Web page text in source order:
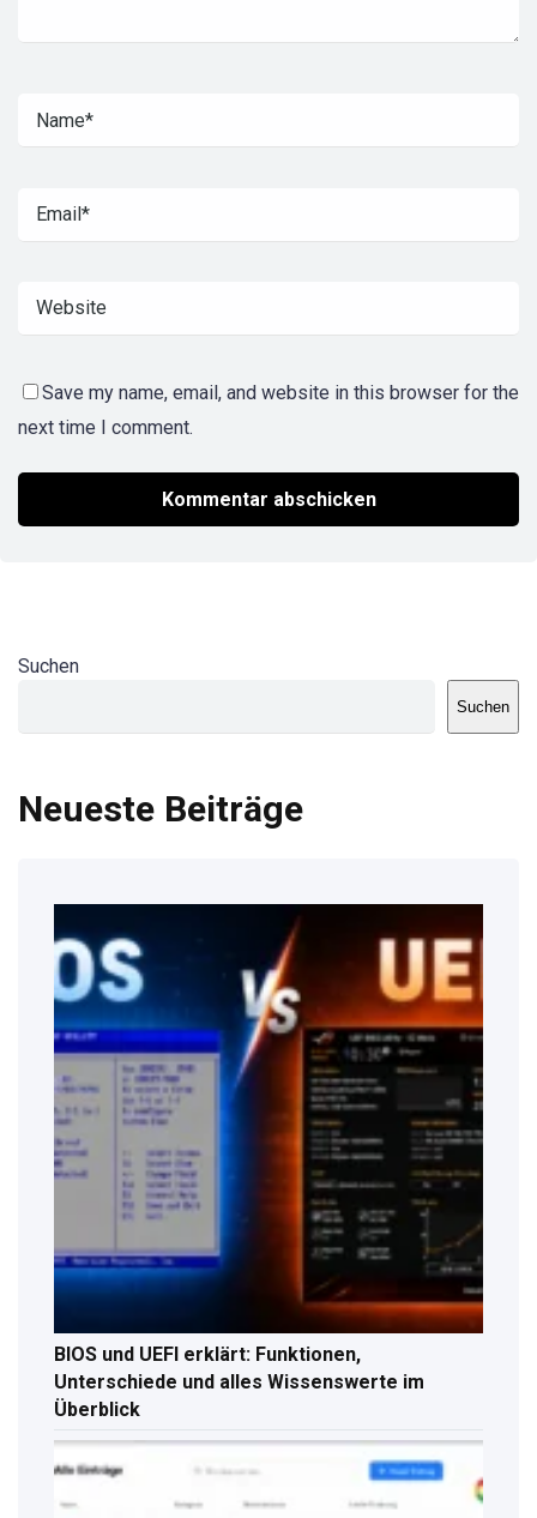
Save my name, email, and website in this browser for the
next time I comment.
Suchen
Suchen
Neueste Beiträge
BIOS und UEFI erklärt: Funktionen,
Unterschiede und alles Wissenswerte im
Überblick